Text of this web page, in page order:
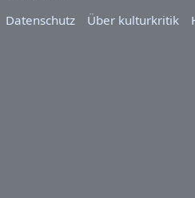
Datenschutz
Über kulturkritik